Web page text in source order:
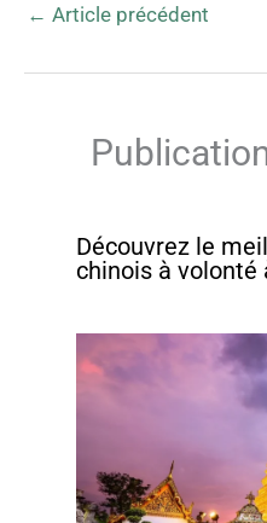
← Article précédent
Découvrez le
chinois à volonté